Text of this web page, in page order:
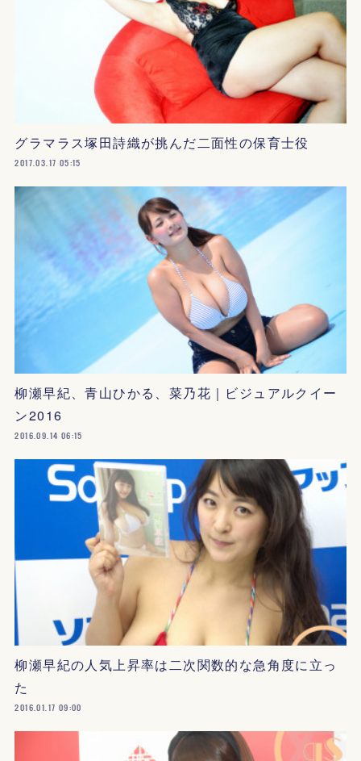
グラマラス塚田詩織が挑んだ二面性の保育士役
2017.03.17 05:15
柳瀬早紀、青山ひかる、菜乃花｜ビジュアルクイー
ン2016
2016.09.14 06:15
柳瀬早紀の人気上昇率は二次関数的な急角度に立っ
た
2016.01.17 09:00